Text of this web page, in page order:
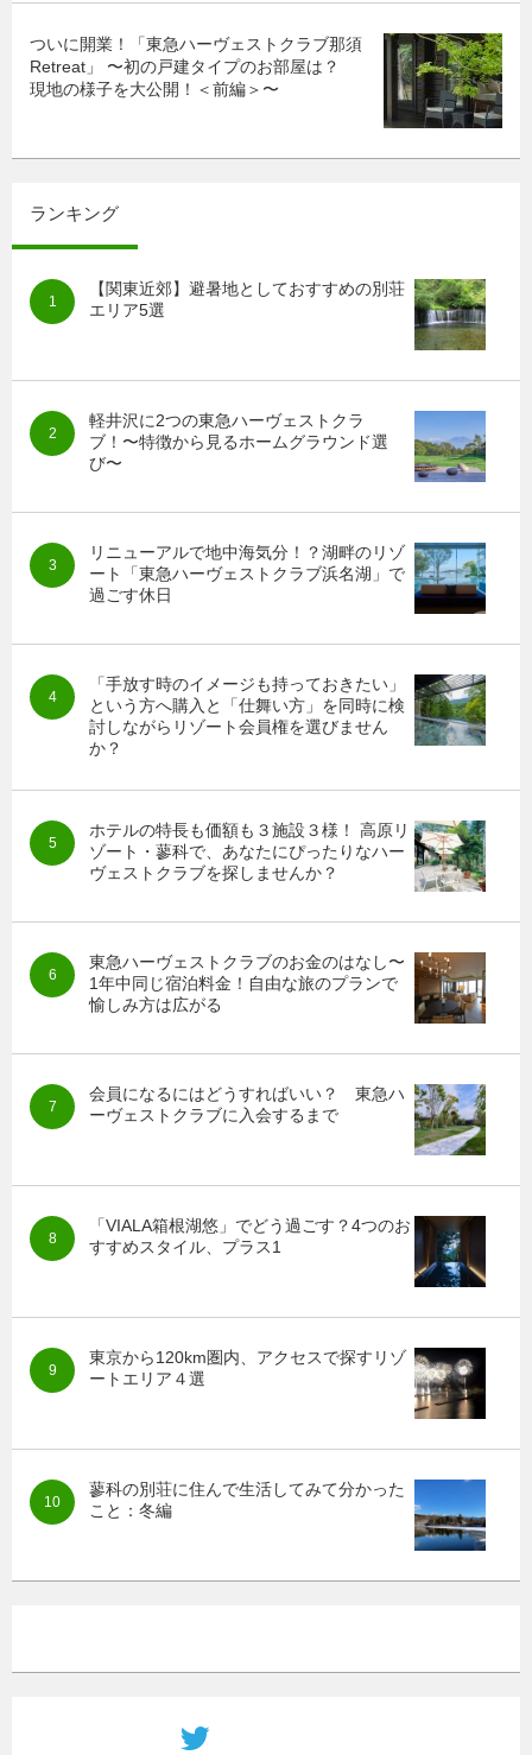
ついに開業！「東急ハーヴェストクラブ那須
Retreat」 〜初の戸建タイプのお部屋は？
現地の様子を大公開！＜前編＞〜
ランキング
【関東近郊】避暑地としておすすめの別荘
エリア5選
軽井沢に2つの東急ハーヴェストクラ
ブ！〜特徴から見るホームグラウンド選
び〜
リニューアルで地中海気分！？湖畔のリゾ
ート「東急ハーヴェストクラブ浜名湖」で
過ごす休日
「手放す時のイメージも持っておきたい」
という方へ購入と「仕舞い方」を同時に検
討しながらリゾート会員権を選びません
か？
ホテルの特長も価額も３施設３様！ 高原リ
ゾート・蓼科で、あなたにぴったりなハー
ヴェストクラブを探しませんか？
東急ハーヴェストクラブのお金のはなし〜
1年中同じ宿泊料金！自由な旅のプランで
愉しみ方は広がる
会員になるにはどうすればいい？ 東急ハ
ーヴェストクラブに入会するまで
「VIALA箱根湖悠」でどう過ごす？4つのお
すすめスタイル、プラス1
東京から120km圏内、アクセスで探すリゾ
ートエリア４選
蓼科の別荘に住んで生活してみて分かった
こと：冬編